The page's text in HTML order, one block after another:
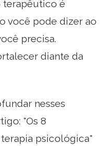
terapêutico é
você pode dizer ao
precisa.
diante da
nesses
"Os 8
psicológica"